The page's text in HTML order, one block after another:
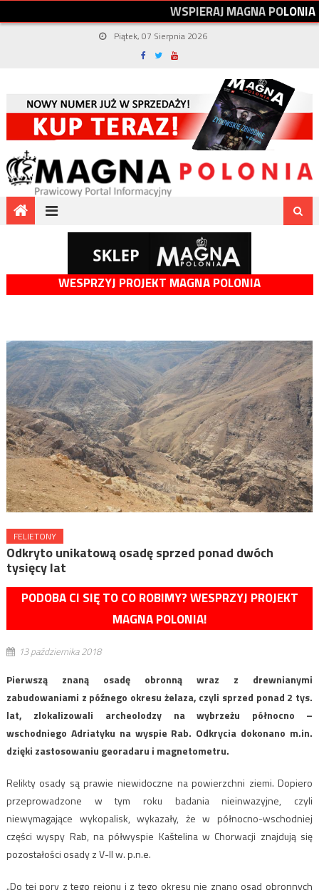
WSPIERAJMAGNAPOLONIA
Piątek, 07 Sierpnia 2026
WESPRZYJ PROJEKT MAGNA POLONIA
FELIETONY
Odkryto unikatową osadę sprzed ponad dwóch
tysięcy lat
PODOBA CI SIĘ TO CO ROBIMY? WESPRZYJ PROJEKT
MAGNA POLONIA!
13 października 2018
Pierwszą znaną osadę obronną wraz z drewnianymi
zabudowaniami z późnego okresu żelaza, czyli sprzed ponad 2 tys.
lat, zlokalizowali archeolodzy na wybrzeżu północno –
wschodniego Adriatyku na wyspie Rab. Odkrycia dokonano m.in.
dzięki zastosowaniu georadaru i magnetometru.
Relikty osady są prawie niewidoczne na powierzchni ziemi. Dopiero
przeprowadzone w tym roku badania nieinwazyjne, czyli
niewymagające wykopalisk, wykazały, że w północno-wschodniej
części wyspy Rab, na półwyspie Kaštelina w Chorwacji znajdują się
pozostałości osady z V-II w. p.n.e.
„Do tej pory z tego rejonu i z tego okresu nie znano osad obronnych